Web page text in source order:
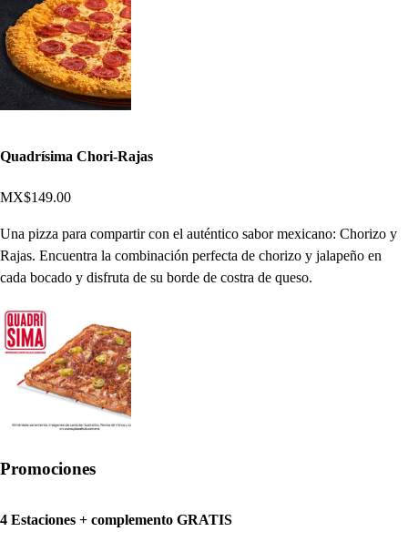
Quadrísima Chori-Rajas
MX$149.00
Una pizza para compartir con el auténtico sabor mexicano: Chorizo y
Rajas. Encuentra la combinación perfecta de chorizo y jalapeño en
cada bocado y disfruta de su borde de costra de queso.
Promociones
4 Estaciones + complemento GRATIS